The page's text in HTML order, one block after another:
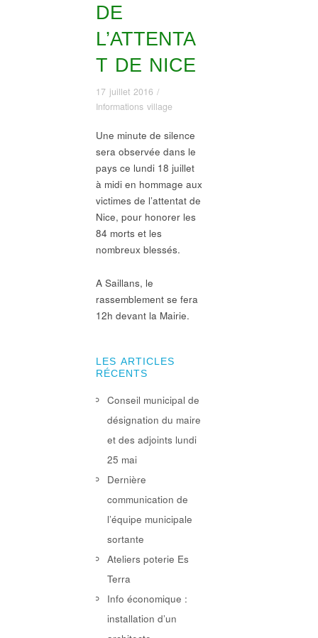
DE
L’ATTENTA
T DE NICE
17 juillet 2016 /
Informations village
Une minute de silence
sera observée dans le
pays ce lundi 18 juillet
à midi en hommage aux
victimes de l’attentat de
Nice, pour honorer les
84 morts et les
nombreux blessés.
A Saillans, le
rassemblement se fera
12h devant la Mairie.
LES ARTICLES
RÉCENTS
Conseil municipal de
désignation du maire
et des adjoints lundi
25 mai
Dernière
communication de
l’équipe municipale
sortante
Ateliers poterie Es
Terra
Info économique :
installation d’un